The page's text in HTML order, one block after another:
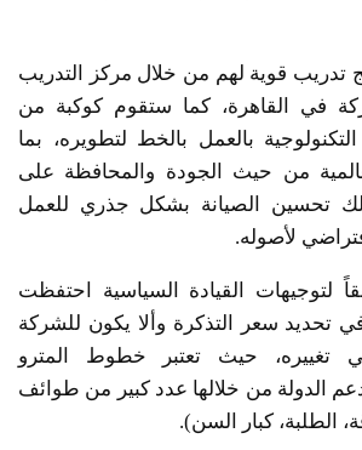
تدريب قوية لهم من خلال مركز التدريب
في القاهرة، كما ستقوم كوكبة من
بالعمل بالخط لتطويره، بما
من حيث الجودة والمحافظة على
تحسين الصيانة بشكل جذري للعمل
لأصوله.
لتوجيهات القيادة السياسية احتفظت
تحديد سعر التذكرة وألا يكون للشركة
تغييره، حيث تعتبر خطوط المترو
الدولة من خلالها عدد كبير من طوائف
الطلبة، كبار السن).